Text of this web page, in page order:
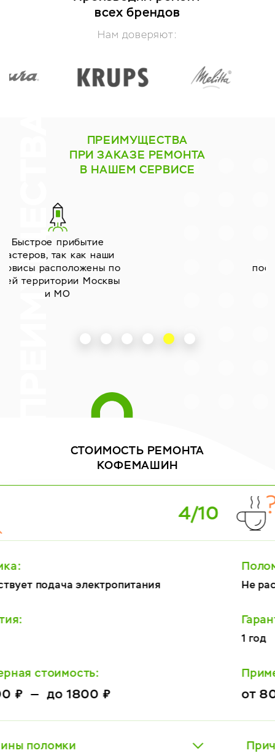
всех брендов
Нам доверяют:
ПРЕИМУЩЕСТВА
ПРИ ЗАКАЗЕ РЕМОНТА
В НАШЕМ СЕРВИСЕ
Работаем только с
надёжными
поставщиками запчастей
уже много лет
СТОИМОСТЬ РЕМОНТА
КОФЕМАШИН
5/10
Не распознает кофе
Гарантия:
Примерная стоимость:
от 800 ₽ — до 2800 ₽
Причины поломки